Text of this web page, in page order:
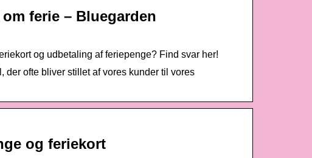
ferie – Bluegarden
og udbetaling af feriepenge? Find svar her!
ofte bliver stillet af vores kunder til vores
og feriekort